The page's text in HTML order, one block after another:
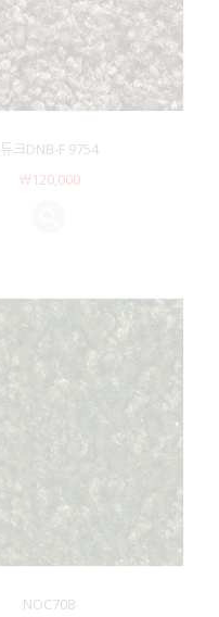
듀크DNB-F 9754
￦120,000
NOC708